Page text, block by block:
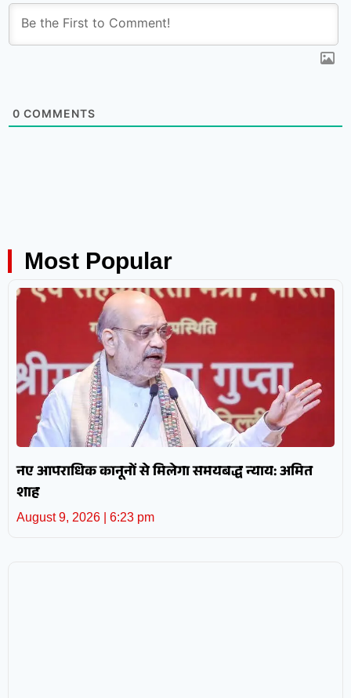
0 COMMENTS
Most Popular
नए आपराधिक कानूनों से मिलेगा समयबद्ध न्याय: अमित
शाह
August 9, 2026 6:23 pm